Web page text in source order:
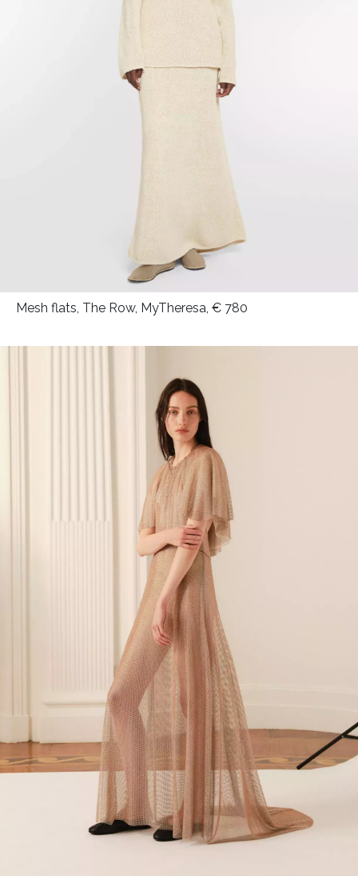
Mesh flats, The Row, MyTheresa, € 780